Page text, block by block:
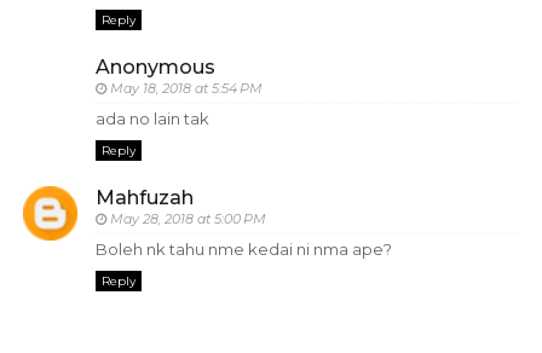
Reply
Anonymous
May 18, 2018 at 5:54 PM
ada no lain tak
Reply
Mahfuzah
May 28, 2018 at 5:00 PM
Boleh nk tahu nme kedai ni nma ape?
Reply